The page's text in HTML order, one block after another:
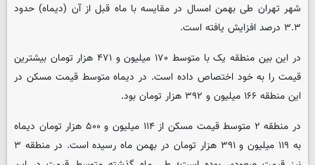
شهر تهران طی بهمن امسال در مقایسه با ماه قبل از آن (دیماه) حدود
۳.۳ درصد افزایش یافته است.
در این بین منطقه یک با متوسط ۱۷۰ میلیون و ۴۷۱ هزار تومان بیشترین
قیمت را به خود اختصاص داده است. در دیماه متوسط قیمت مسکن در
این منطقه ۱۶۶ میلیون و ۳۹۲ هزار تومان بود.
در منطقه ۲ متوسط قیمت مسکن از ۱۱۴ میلیون و ۵۰۰ هزار تومان دیماه
به ۱۱۹ میلیون و ۳۹۱ هزار تومان در بهمن ماه رسیده است. در منطقه ۳